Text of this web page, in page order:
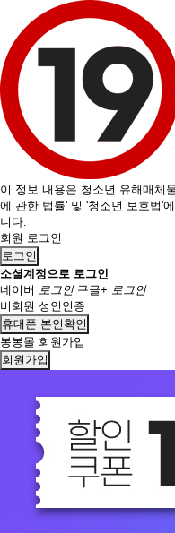
이 정보 내용은 청소년 유해매체
에 관한 법률' 및 '청소년 보호법'
니다.
회원 로그인
로그인
소셜계정으로 로그인
네이버 로그인 구글+ 로그인
비회원 성인인증
휴대폰 본인확인
봉봉몰 회원가입
회원가입